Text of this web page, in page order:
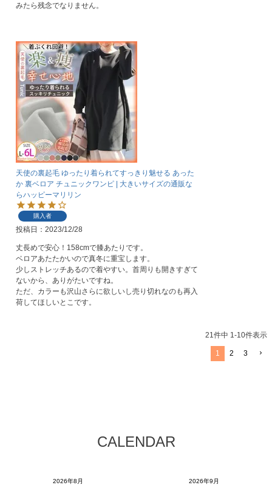
みたら残念でなりません。
天使の裏起毛 ゆったり着られてすっきり魅せる あった
か 裏ベロア チュニックワンピ | 大きいサイズの通販な
らハッピーマリリン
購入者
投稿日 2023/12/28
丈長めで安心！158cmで膝あたりです。
ベロアあたたかいので真冬に重宝します。
少しストレッチあるので着やすい。首周りも開きすぎて
ないから、ありがたいですね。
ただ、カラーも沢山さらに欲しいし売り切れなのも再入
荷してほしいとこです。
21件中 1-10件表示
1 2 3
CALENDAR
2026年8月
2026年9月